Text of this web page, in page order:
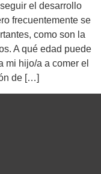
el desarrollo
frecuentemente se
como son la
A qué edad puede
mi hijo/a a comer el
de […]